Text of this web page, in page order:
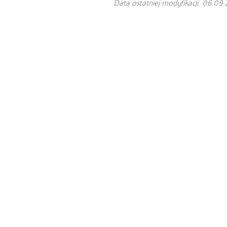
Data ostatniej modyfikacji: